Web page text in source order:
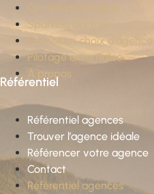
Conseil stratégique
Sparring partner
Conseil en choix d’agence
Pilotage externalisé
À propos
Référentiel
Référentiel agences
Trouver l’agence idéale
Référencer votre agence
Contact
Référentiel agences